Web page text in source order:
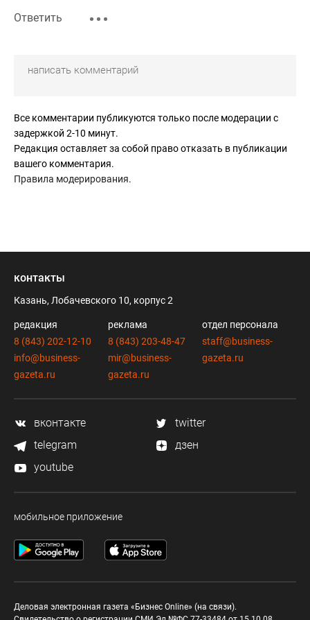
Ответить
Все комментарии публикуются только после модерации с
задержкой 2-10 минут.
Редакция оставляет за собой право отказать в публикации
вашего комментария.
Правила модерирования.
контакты
Казань, Лобачевского 10, корпус 2
редакция
8 (843) 202-12-10
info@business-
gazeta.ru
реклама
8 (843) 203-48-47
mir@business-
gazeta.ru
отдел персонала
staff@business-
gazeta.ru
вконтакте
twitter
telegram
дзен
youtube
мобильное приложение
Деловая электронная газета «Бизнес Online» (на связи).